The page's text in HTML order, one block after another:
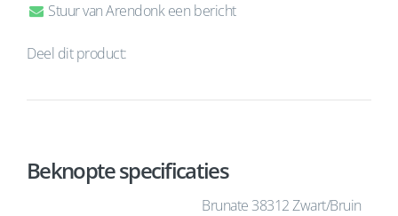
Stuur van Arendonk een bericht
Deel dit product:
Beknopte specificaties
Brunate 38312 Zwart/Bruin